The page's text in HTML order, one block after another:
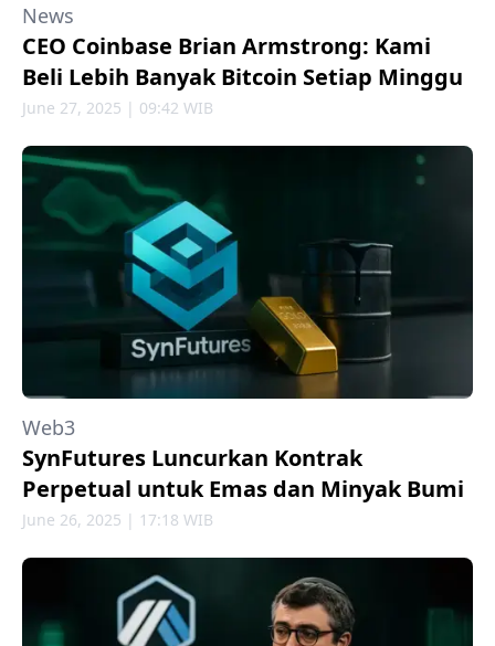
News
CEO Coinbase Brian Armstrong: Kami
Beli Lebih Banyak Bitcoin Setiap Minggu
June 27, 2025 | 09:42 WIB
Web3
SynFutures Luncurkan Kontrak
Perpetual untuk Emas dan Minyak Bumi
June 26, 2025 | 17:18 WIB